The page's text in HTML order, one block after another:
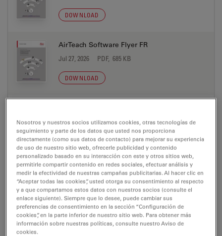
DOWNLOAD
AirTeach Software Flyer FR
Jul 27, 2026 PDF, 685 KB
DOWNLOAD
Jul 27, 2026 PDF, 685 KB
DOWNLOAD
AirTeach Software Flyer PT
Jul 27, 2026 PDF, 702 KB
DOWNLOAD
Nosotros y nuestros socios utilizamos cookies, otras tecnologías de
seguimiento y parte de los datos que usted nos proporciona
directamente (como sus datos de contacto) para mejorar su experiencia
de uso de nuestro sitio web, ofrecerle publicidad y contenido
personalizado basado en su interacción con este y otros sitios web,
permitirle compartir contenido en redes sociales, efectuar análisis y
medir la efectividad de nuestras campañas publicitarias. Al hacer clic en
“Aceptar todas las cookies”, usted otorga su consentimiento al respecto
y a que compartamos estos datos con nuestros socios (consulte el
enlace siguiente). Siempre que lo desee, puede cambiar sus
preferencias de consentimiento en la sección “Configuración de
cookies”, en la parte inferior de nuestro sitio web. Para obtener más
información sobre nuestras políticas, consulte nuestro Aviso de
cookies.